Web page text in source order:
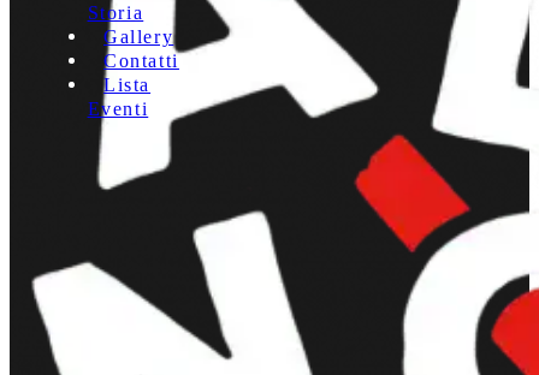
Storia
Gallery
Contatti
Lista
Eventi